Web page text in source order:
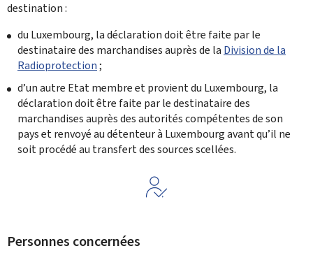
destination :
du Luxembourg, la déclaration doit être faite par le
destinataire des marchandises auprès de la Division de la
Radioprotection;
d’un autre Etat membre et provient du Luxembourg, la
déclaration doit être faite par le destinataire des
marchandises auprès des autorités compétentes de son
pays et renvoyé au détenteur à Luxembourg avant qu’il ne
soit procédé au transfert des sources scellées.
Personnes concernées